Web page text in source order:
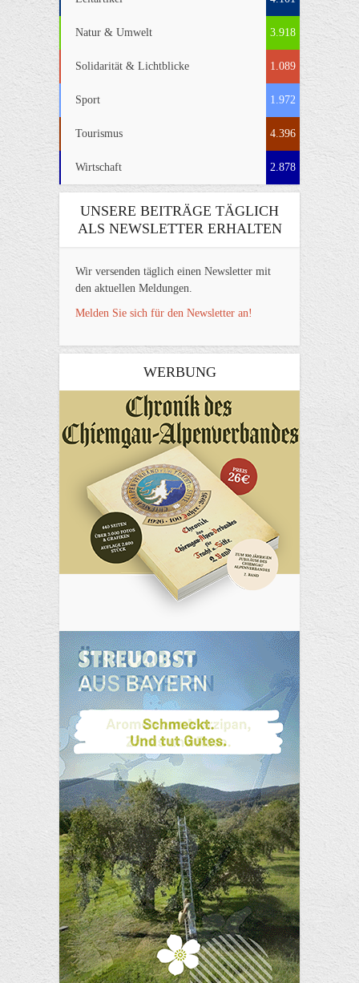
Natur & Umwelt 3.918
Solidarität & Lichtblicke 1.089
Sport 1.972
Tourismus 4.396
Wirtschaft 2.878
UNSERE BEITRÄGE TÄGLICH
ALS NEWSLETTER ERHALTEN
Wir versenden täglich einen Newsletter mit
den aktuellen Meldungen.
Melden Sie sich für den Newsletter an!
WERBUNG